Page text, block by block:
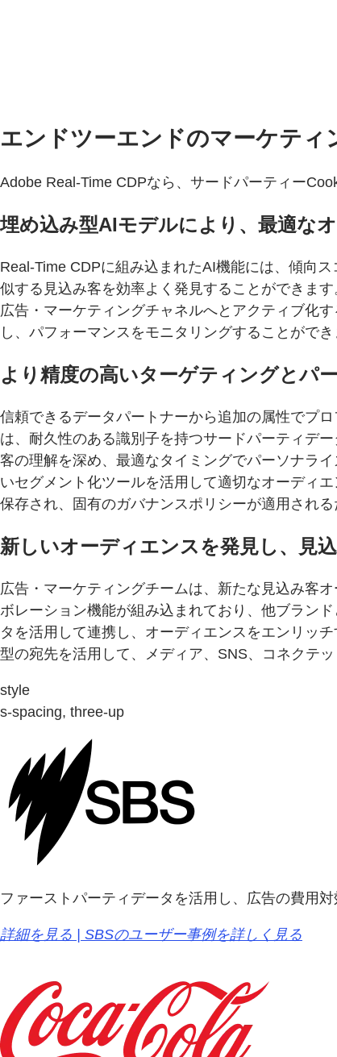
エンドツーエンドのマーケティ
Adobe Real-Time CDPなら、サードパーティー
埋め込み型AIモデルにより、最適な
Real-Time CDPに組み込まれたAI機能には、傾向
似する見込み客を効率よく発見することができま
広告・マーケティングチャネルへとアクティブ化
し、パフォーマンスをモニタリングすることができ
より精度の高いターゲティングとパ
信頼できるデータパートナーから追加の属性でプ
は、耐久性のある識別子を持つサードパーティデ
客の理解を深め、最適なタイミングでパーソナラ
いセグメント化ツールを活用して適切なオーディ
保存され、固有のガバナンスポリシーが適用され
新しいオーディエンスを発見し、見
広告・マーケティングチームは、新たな見込み客
ボレーション機能が組み込まれており、他ブラン
タを活用して連携し、オーディエンスをエンリッ
型の宛先を活用して、メディア、SNS、コネクテ
style
s-spacing, three-up
ファーストパーティデータを活用し、広告の費用
詳細を見る | SBSのユーザー事例を詳しく見る